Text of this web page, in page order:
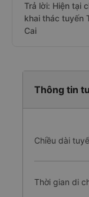
Trả lời: Hiện tại
khai thác tuyến
Cai
Thông tin
Chiều dài
Thời gian di